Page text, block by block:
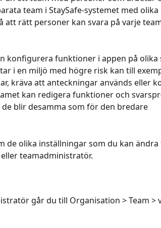
team i StaySafe-systemet med olika
att rätt personer kan svara på varje
konfigurera funktioner i appen på
i en miljö med högre risk kan till
kräva att anteckningar används eller
kan redigera funktioner och
blir desamma som för den bredare
de olika inställningar som du kan
teamadministratör.
går du till Organisation > Team >